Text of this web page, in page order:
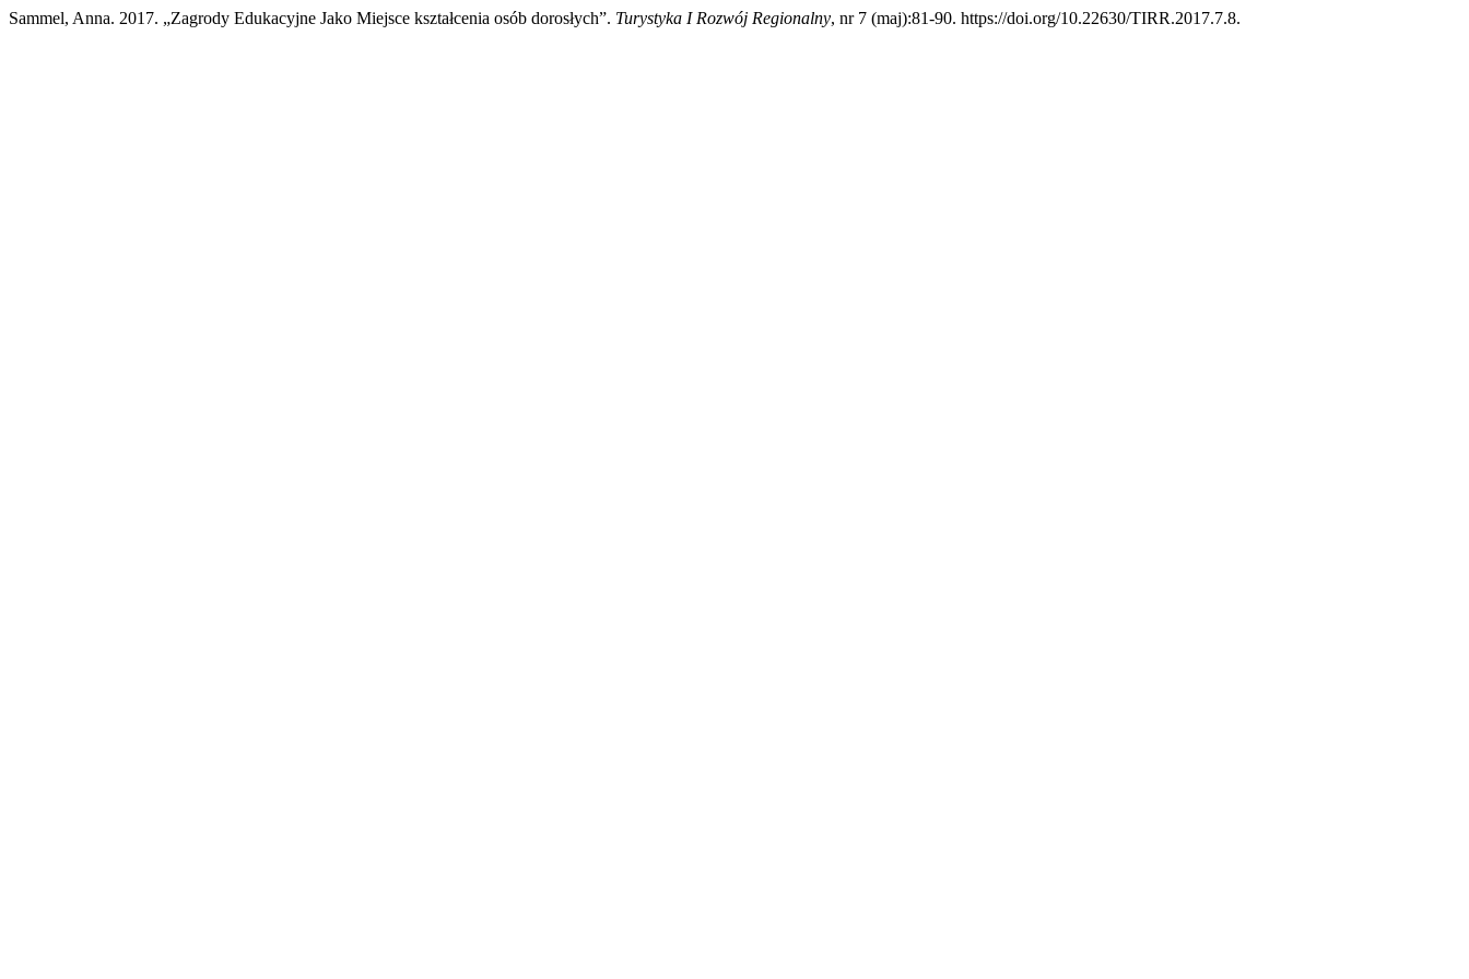
Sammel, Anna. 2017. „Zagrody Edukacyjne Jako Miejsce kształcenia osób dorosłych”. Turystyka I Rozwój Regionalny, nr 7 (maj):81-90. https://doi.org/10.22630/TIRR.2017.7.8.